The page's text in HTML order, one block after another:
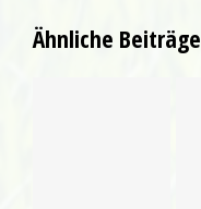
Ähnliche Beiträge